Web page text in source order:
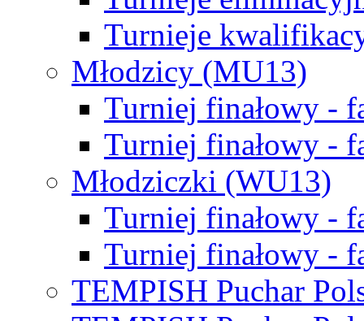
Turnieje
Młodzicy (MU13)
Turniej finałowy -
Turniej finałowy -
Młodziczki (WU13)
Turniej finałowy -
Turniej finałowy -
TEMPISH Puchar